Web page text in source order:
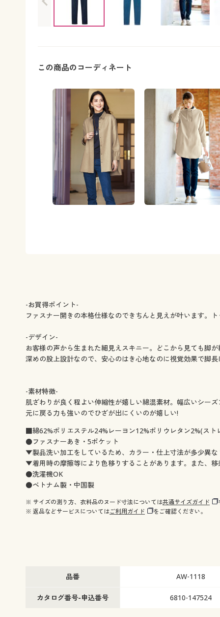
76-99(股下68) ◎ 在庫あり
76-99(股下72) ◎ 在庫あり
80-
80-101(股下72) ◎ 在庫あり
この商品のコーディネート
-お買得ポイント-
ファスナー開きの本格仕様なのできちんと見えが叶います。
-デザイン-
お客様の声から生まれた細見えスキニー。どこから見ても脚
深めの股上設計なので、安心のはき心地なのに視覚効果で脚長
-素材特徴-
肌ざわりが良く程よい伸縮性が嬉しい綿混素材。幅広いシー
元に戻る力も強いのでひざが出にくいのが嬉しい!
■綿62%ポリエステル24%レーヨン12%ポリウレタン2%(スト
●ファスナーあき・5ポケット
▼製品洗い加工をしているため、カラー・仕上寸法が多少異な
▼着用時の摩擦等により色移りすることがあります。また、
●洗濯機OK
●ベトナム製・中国製
※ サイズの測り方、衣料品のヌード寸法については共通サイズガイド
※ 返品などサービスについてはご利用ガイド をご確認ください。
品番 AW-1118
カタログ番号-申込番号 6810-147524